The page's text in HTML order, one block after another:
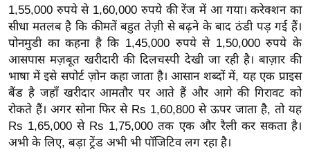
रा
ज
नी
ति
वि
श्ले
ष
ण
1,55,000 रुपये से 1,60,000 रुपये की रेंज में आ गया। करेक्शन का
सीधा मतलब है कि कीमतें बहुत तेज़ी से बढ़ने के बाद ठंडी पड़ गई हैं।
पोनमुडी का कहना है कि 1,45,000 रुपये से 1,50,000 रुपये के
आसपास मज़बूत खरीदारी की दिलचस्पी देखी जा रही है। बाज़ार की
भाषा में इसे सपोर्ट ज़ोन कहा जाता है। आसान शब्दों में, यह एक प्राइस
बैंड है जहाँ खरीदार आमतौर पर आते हैं और आगे की गिरावट को
रोकते हैं। अगर सोना फिर से Rs 1,60,800 से ऊपर जाता है, तो यह
Rs 1,65,000 से Rs 1,75,000 तक एक और रैली कर सकता है।
अभी के लिए, बड़ा ट्रेंड अभी भी पॉजिटिव लग रहा है।